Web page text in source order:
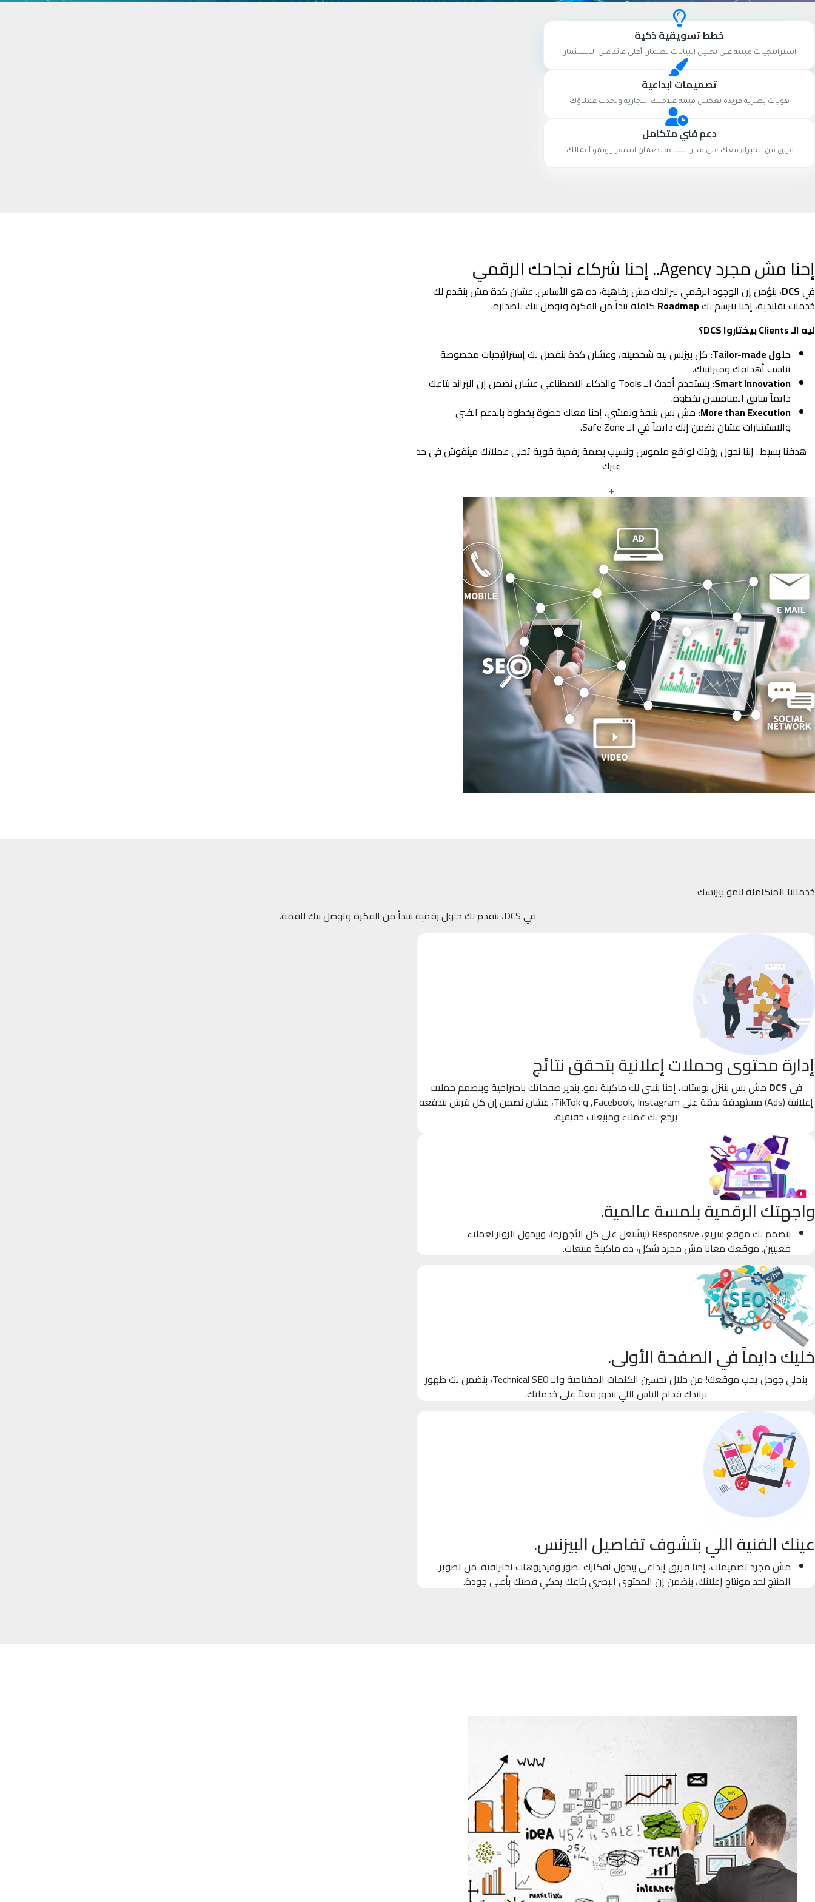
خطط تسويقية ذكية
استراتيجيات مبنية على تحليل البيانات لضمان أعلى عائد على الاستثمار.
تصميمات ابداعية
هويات بصرية فريدة تعكس قيمة علامتك التجارية وتجذب عملاؤك
دعم فني متكامل
فريق من الخبراء معك على مدار الساعة لضمان استقرار ونمو أعمالك.
إحنا مش مجرد Agency.. إحنا شركاء نجاحك الرقمي
فيDCS، بنؤمن إن الوجود الرقمي لبراندك مش رفاهية، ده هو الأساس. عشان كدة مش بنقدم لك
خدمات تقليدية، إحنا بنرسم لكRoadmap كاملة تبدأ من الفكرة وتوصل بيك للصدارة.
ليه الـ Clients بيختاروا DCS؟
حلول Tailor-made:
كل بيزنس ليه شخصيته، وعشان كدة بنفصل لك إستراتيجيات مخصوصة
تناسب أهدافك وميزانيتك.
Smart Innovation:
بنستخدم أحدث الـ Tools والذكاء الاصطناعي عشان نضمن إن البراند بتاعك
دايماً سابق المنافسين بخطوة.
More than Execution: مش بس بننفذ ونمشي، إحنا معاك خطوة بخطوة بالدعم الفني
والاستشارات عشان نضمن إنك دايماً في الـ Safe Zone.
هدفنا بسيط.. إننا نحول رؤيتك لواقع ملموس ونسيب بصمة رقمية قوية تخلي عملائك ميثقوش في حد
غيرك
+
خدماتنا المتكاملة لنمو بيزنسك
في DCS، بنقدم لك حلول رقمية بتبدأ من الفكرة وتوصل بيك للقمة.
إدارة محتوى وحملات إعلانية بتحقق نتائج
فيDCS مش بس بننزل بوستات، إحنا بنبني لك ماكينة نمو. بندير صفحاتك باحترافية وبنصمم حملات
إعلانية (Ads) مستهدفة بدقة على Facebook, Instagram, و TikTok، عشان نضمن إن كل قرش بتدفعه
يرجع لك عملاء ومبيعات حقيقية.
واجهتك الرقمية بلمسة عالمية.
بنصمم لك موقع سريع، Responsive (بيشتغل على كل الأجهزة)، وبيحول الزوار لعملاء
فعليين. موقعك معانا مش مجرد شكل، ده ماكينة مبيعات.
خليك دايماً في الصفحة الأولى.
بنخلي جوجل يحب موقعك! من خلال تحسين الكلمات المفتاحية والـ Technical SEO، بنضمن لك ظهور
براندك قدام الناس اللي بتدور فعلاً على خدماتك.
عينك الفنية اللي بتشوف تفاصيل البيزنس.
مش مجرد تصميمات، إحنا فريق إبداعي بيحول أفكارك لصور وفيديوهات احترافية. من تصوير
المنتج لحد مونتاج إعلانك، بنضمن إن المحتوى البصري بتاعك يحكي قصتك بأعلى جودة.